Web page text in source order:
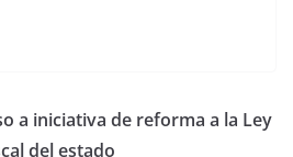
a iniciativa de reforma a la Ley
del estado